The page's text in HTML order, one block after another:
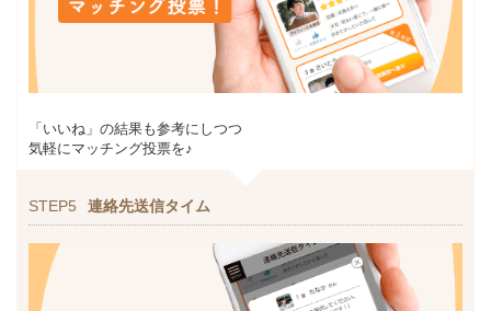
「いいね」の結果も参考にしつつ
気軽にマッチング投票を♪
STEP5 連絡先送信タイム